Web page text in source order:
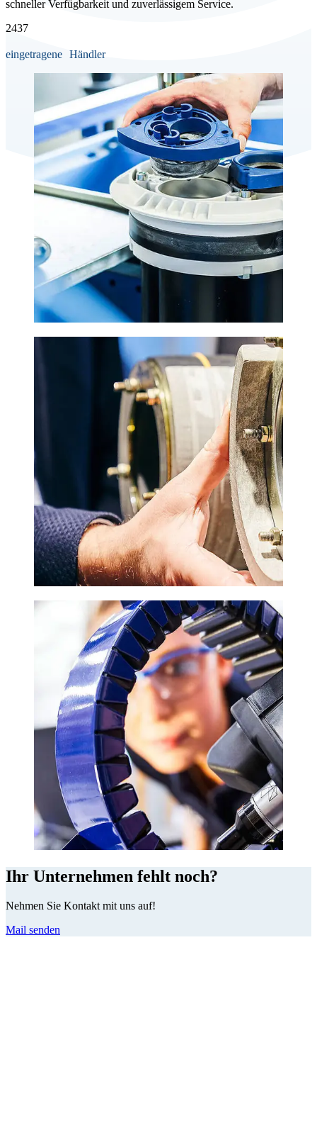
schneller Verfügbarkeit und zuverlässigem Service.
2439
eingetragene Händler
Ihr Unternehmen fehlt noch?
Nehmen Sie Kontakt mit uns auf!
Mail senden